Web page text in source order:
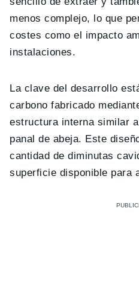
menos complejo, lo que
costes como el impacto
instalaciones.
La clave del desarrollo
carbono fabricado
estructura interna similar
panal de abeja. Este
cantidad de diminutas
superficie disponible para